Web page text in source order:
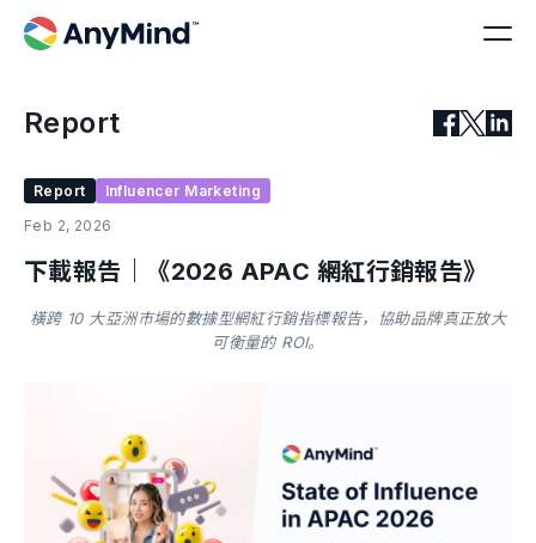
Report
Report
Influencer Marketing
Feb 2, 2026
下載報告｜《2026 APAC 網紅行銷報告》
橫跨 10 大亞洲市場的數據型網紅行銷指標報告，協助品牌真正放大
可衡量的 ROI。